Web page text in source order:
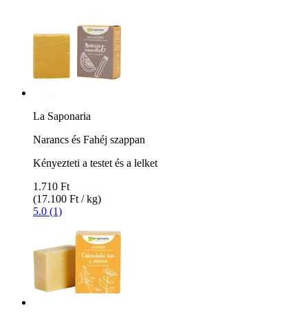
La Saponaria
Narancs és Fahéj szappan
Kényezteti a testet és a lelket
1.710 Ft
(17.100 Ft / kg)
5.0 (1)